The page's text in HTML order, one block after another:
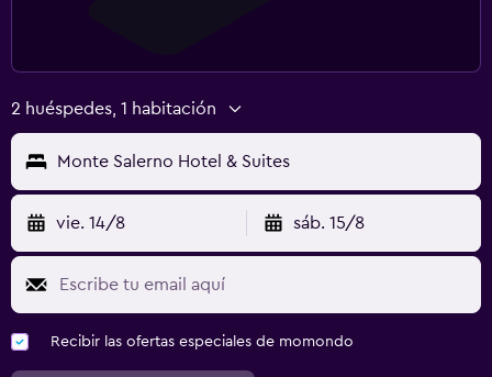
2 huéspedes, 1 habitación
Monte Salerno Hotel & Suites
vie. 14/8 sáb. 15/8
Recibir las ofertas especiales de momondo